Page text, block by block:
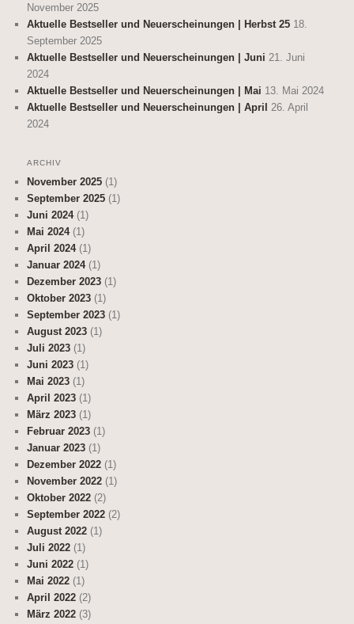
November 2025
Aktuelle Bestseller und Neuerscheinungen | Herbst 25 18.
September 2025
Aktuelle Bestseller und Neuerscheinungen | Juni 21. Juni
2024
Aktuelle Bestseller und Neuerscheinungen | Mai 13. Mai 2024
Aktuelle Bestseller und Neuerscheinungen | April
26. April
2024
ARCHIV
November 2025 (1)
September 2025 (1)
Juni 2024(1)
Mai 2024(1)
April 2024(1)
Januar 2024(1)
Dezember 2023 (1)
Oktober 2023 (1)
September 2023 (1)
August 2023 (1)
Juli 2023 (1)
Juni 2023 (1)
Mai 2023 (1)
April 2023 (1)
März 2023 (1)
Februar 2023 (1)
Januar 2023 (1)
Dezember 2022 (1)
November 2022 (1)
Oktober 2022 (2)
September 2022 (2)
August 2022 (1)
Juli 2022 (1)
Juni 2022 (1)
Mai 2022 (1)
April 2022 (2)
März 2022 (3)